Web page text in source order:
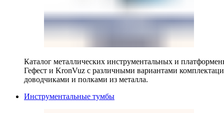
Каталог металлических инструментальных и
Гефест и KronVuz с различными вариантами
доводчиками и полками из металла.
Инструментальные тумбы